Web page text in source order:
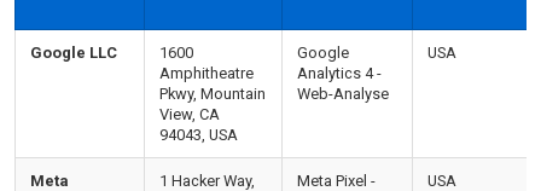
Google LLC
1600
Amphitheatre
Pkwy, Mountain
View, CA
94043, USA
Google
Analytics 4 -
Web-Analyse
USA
Meta
1 Hacker Way,
Meta Pixel -
USA